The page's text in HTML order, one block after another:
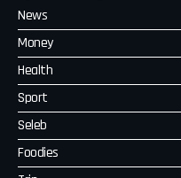
News
Money
Health
Sport
Seleb
Foodies